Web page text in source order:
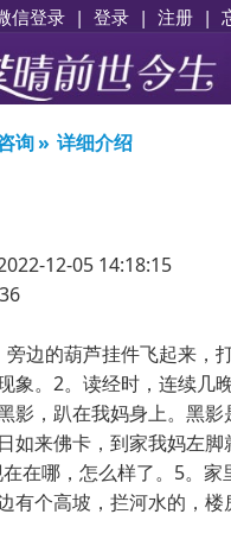
信登录 | 登录 | 注册 |
询» 详细介绍
12-05 14:18:15
旁边的葫芦挂件飞起来，
象。2。读经时，连续几
影，趴在我妈身上。黑
如来佛卡，到家我妈左
在哪，怎么样了。5。家
有个高坡，拦河水的，楼